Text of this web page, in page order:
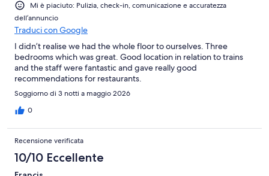
Mi è piaciuto: Pulizia, check-in, comunicazione e accuratezza
dell’annuncio
Traduci con Google
I didn’t realise we had the whole floor to ourselves. Three
bedrooms which was great. Good location in relation to trains
and the staff were fantastic and gave really good
recommendations for restaurants.
Soggiorno di 3 notti a maggio 2026
0
Recensione verificata
10/10 Eccellente